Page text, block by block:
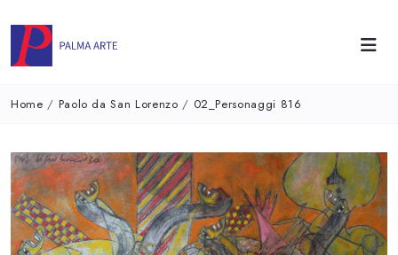
Home / Paolo da San Lorenzo / 02_Personaggi 816